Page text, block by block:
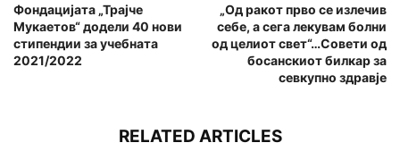
Фондацијата „Трајче
Мукаетов“ додели 40 нови
стипендии за учебната
2021/2022
„Од ракот прво се излечив
себе, а сега лекувам болни
од целиот свет“…Совети од
босанскиот билкар за
севкупно здравје
RELATED ARTICLES